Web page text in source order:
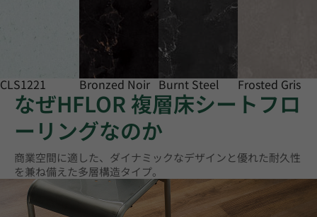
CLS1221 Bronzed Noir Burnt Steel Frosted Gris
なぜHFLOR 複層床シートフロ
ーリングなのか
商業空間に適した、ダイナミックなデザインと優れた耐久性
を兼ね備えた多層構造タイプ。